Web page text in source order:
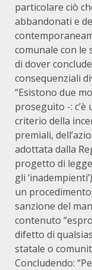
particolare ciò
abbandonati e
comunale con le
di dover
consequenziali
“Esistono due
proseguito -:
criterio della
premiali,
adottata dalla
progetto di
gli
un
sanzione del
contenuto
difetto di
statale o
Concludendo: